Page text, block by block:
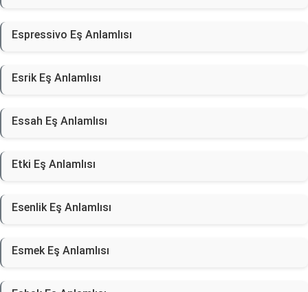
Espressivo Eş Anlamlısı
Esrik Eş Anlamlısı
Essah Eş Anlamlısı
Etki Eş Anlamlısı
Esenlik Eş Anlamlısı
Esmek Eş Anlamlısı